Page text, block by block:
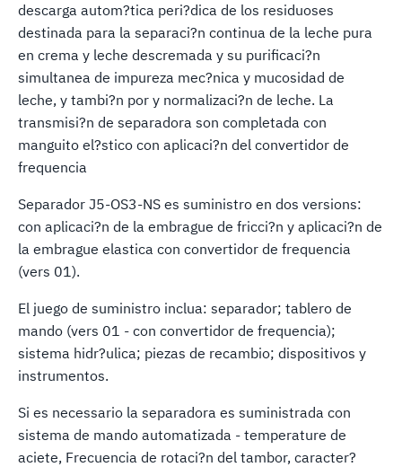
descarga autom?tica peri?dica de los residuoses
destinada para la separaci?n continua de la leche pura
en crema y leche descremada y su purificaci?n
simultanea de impureza mec?nica y mucosidad de
leche, y tambi?n por y normalizaci?n de leche. La
transmisi?n de separadora son completada con
manguito el?stico con aplicaci?n del convertidor de
frequencia
Separador J5-OS3-NS es suministro en dos versions:
con aplicaci?n de la embrague de fricci?n y aplicaci?n de
la embrague elastica con convertidor de frequencia
(vers 01).
El juego de suministro inclua: separador; tablero de
mando (vers 01 - con convertidor de frequencia);
sistema hidr?ulica; piezas de recambio; dispositivos y
instrumentos.
Si es necessario la separadora es suministrada con
sistema de mando automatizada - temperature de
aciete, Frecuencia de rotaci?n del tambor, caracter?